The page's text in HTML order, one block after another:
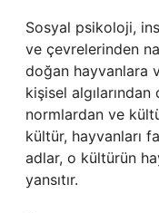
Sosyal psikoloji,
ve çevrelerinden
doğan hayvanlara
kişisel
normlardan ve
kültür, hayvanları
adlar, o kültürün
yansıtır.